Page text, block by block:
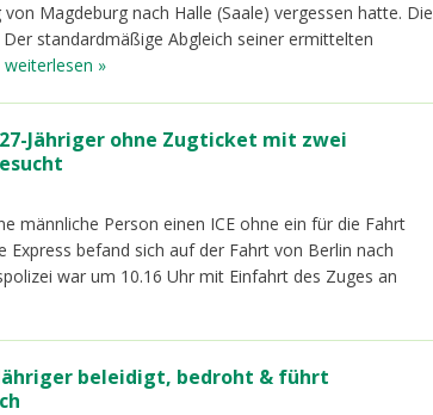
Magdeburg nach Halle (Saale) vergessen hatte. Die
standardmäßige Abgleich seiner ermittelten
weiterlesen »
Jähriger ohne Zugticket mit zwei
männliche Person einen ICE ohne ein für die Fahrt
befand sich auf der Fahrt von Berlin nach
war um 10.16 Uhr mit Einfahrt des Zuges an
beleidigt, bedroht & führt